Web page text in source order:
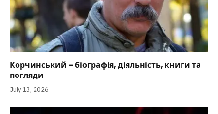
Корчинський – біографія, діяльність, книги та
погляди
July 13, 2026